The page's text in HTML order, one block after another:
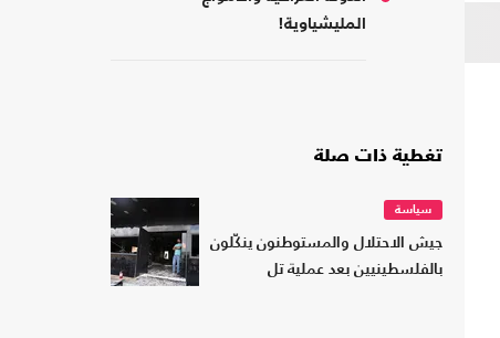
المليشياوية!
تغطية ذات صلة
سياسة
جيش الاحتلال والمستوطنون ينكّلون
بالفلسطينيين بعد عملية تل